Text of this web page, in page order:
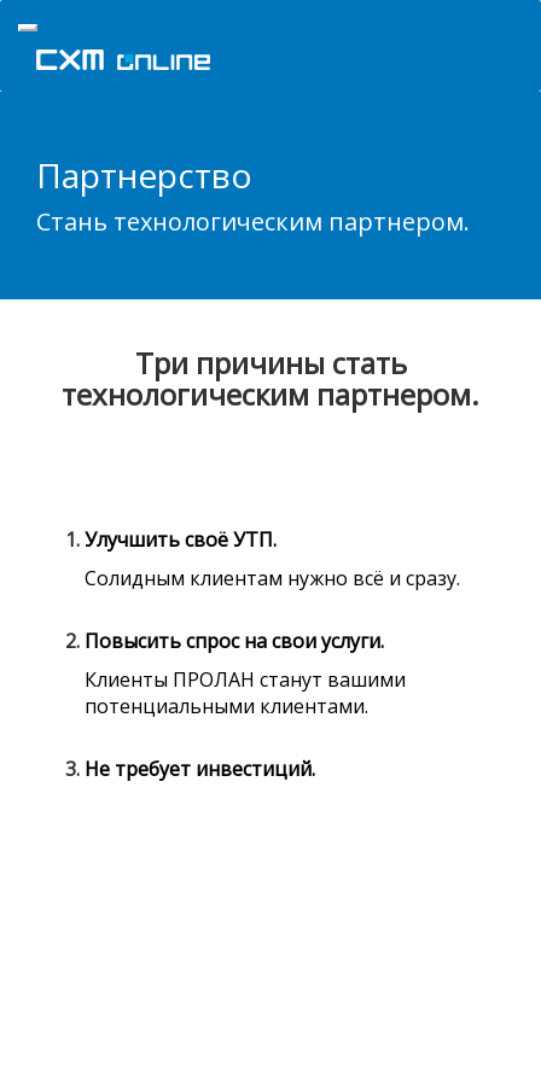
Партнерство
Стань технологическим партнером.
Три причины стать
технологическим партнером.
Улучшить своё УТП.
Солидным клиентам нужно всё и сразу.
Повысить спрос на свои услуги.
Клиенты ПРОЛАН станут вашими
потенциальными клиентами.
Не требует инвестиций.